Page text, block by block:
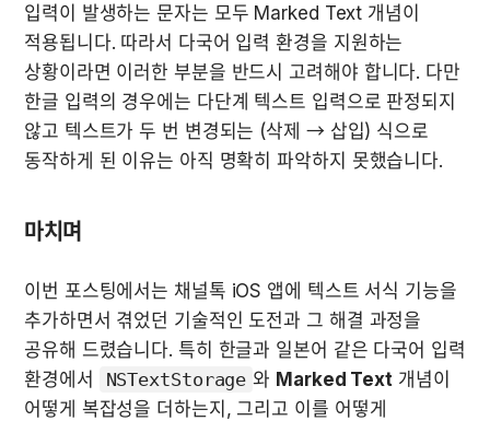
입력이 발생하는 문자는 모두 Marked Text 개념이
적용됩니다. 따라서 다국어 입력 환경을 지원하는
상황이라면 이러한 부분을 반드시 고려해야 합니다. 다만
한글 입력의 경우에는 다단계 텍스트 입력으로 판정되지
않고 텍스트가 두 번 변경되는 (삭제 → 삽입) 식으로
동작하게 된 이유는 아직 명확히 파악하지 못했습니다.
마치며
이번 포스팅에서는 채널톡 iOS 앱에 텍스트 서식 기능을
추가하면서 겪었던 기술적인 도전과 그 해결 과정을
공유해 드렸습니다. 특히 한글과 일본어 같은 다국어 입력
환경에서
NSTextStorage 와 Marked Text 개념이
어떻게 복잡성을 더하는지, 그리고 이를 어떻게